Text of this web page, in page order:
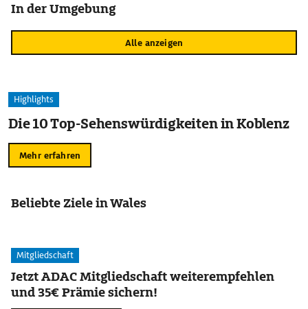
In der Umgebung
Alle anzeigen
Highlights
Die 10 Top-Sehenswürdigkeiten in Koblenz
Mehr erfahren
Beliebte Ziele in Wales
Mitgliedschaft
Jetzt ADAC Mitgliedschaft weiterempfehlen
und 35€ Prämie sichern!